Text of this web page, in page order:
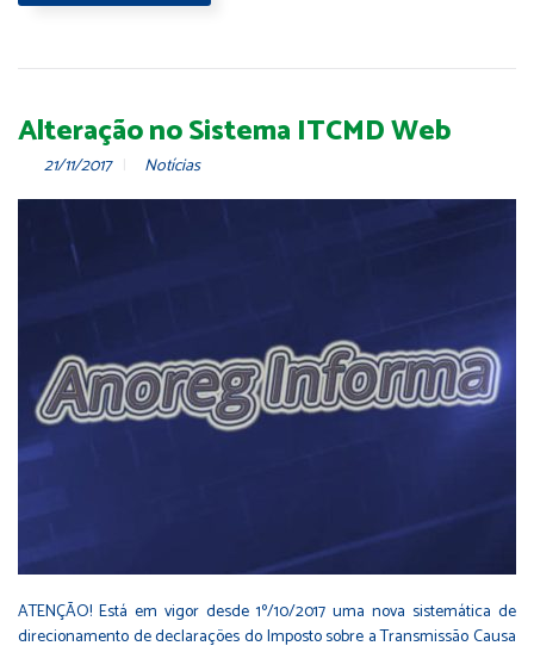
Alteração no Sistema ITCMD Web
21/11/2017 Notícias
ATENÇÃO! Está em vigor desde 1º/10/2017 uma nova sistemática de
direcionamento de declarações do Imposto sobre a Transmissão Causa